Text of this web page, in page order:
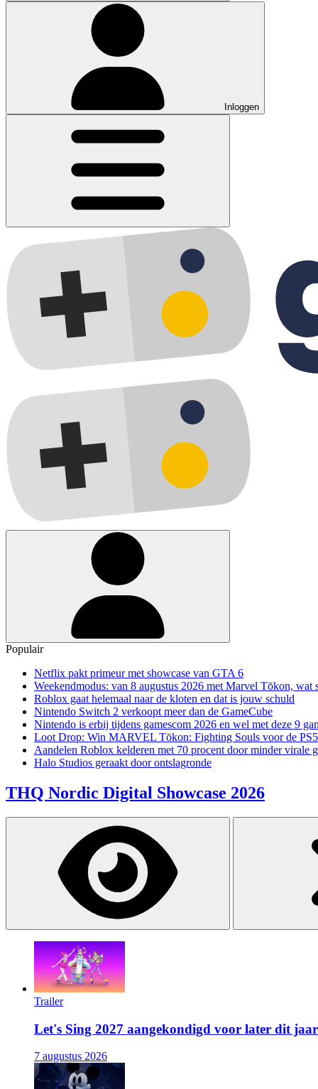
Inloggen
Populair
Netflix pakt primeur met showcase van GTA 6
Weekendmodus: van 8 augustus 2026 met Marvel Tōkon, wat
Roblox gaat helemaal naar de kloten en dat is jouw schuld
Nintendo Switch 2 verkoopt meer dan de GameCube
Nintendo is erbij tijdens gamescom 2026 en wel met deze 9
Loot Drop: Win MARVEL Tōkon: Fighting Souls voor de PS5
Aandelen Roblox kelderen met 70 procent door minder virale
Halo Studios geraakt door ontslagronde
THQ Nordic Digital Showcase 2026
Trailer
Let's Sing 2027 aangekondigd voor later dit jaar
7 augustus 2026